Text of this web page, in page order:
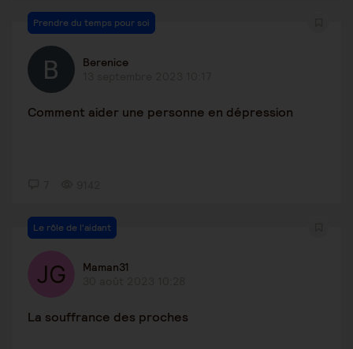
Prendre du temps pour soi
Berenice
Comment aider une personne en dépression
Le rôle de l'aidant
Maman31
La souffrance des proches